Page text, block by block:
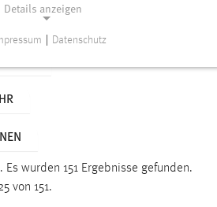
Es wurden 151 Ergebnisse gefunden.
von 151.
Details anzeigen
für die einwandfreie Funktion der
Datenschutz